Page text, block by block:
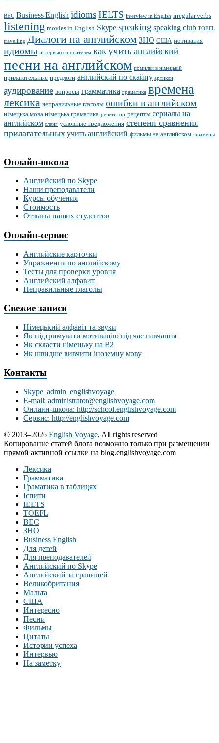
BEC Business English idiomsIELTS interview in English irregular verbs
listening movies in English Skype speaking speaking club TOEFL
travelling Диалоги на английском ЗНО США мотивация
идиомы интервью с носителем как учить английский
песни на английском помилки в німецькій
прилагательные предлоги английский по скайпу артикли
аудирование вопросы грамматика граматика времена
лексика неправильные глаголы ошибки в английском
німецька мова німецька граматика репетитор рецепты сериалы на
английском сленг условные предложения степени сравнения
прилагательных учить английский фильмы на английском экзамены
Онлайн-школа
Английский по Skype
Наши преподаватели
Курсы обучения
Стоимость
Отзывы наших студентов
Онлайн-сервис
Английские карточки
Упражнения по английскому
Тесты для проверки уровня
Английский алфавит
Неправильные глаголы
Свежие записи
Німецький алфавіт та звуки
Як підтримувати мотивацію під час навчання
Як скласти німецьку на В2
Як швидше вивчити іноземну мову
Контакты
Skype: admin_englishvoyage
E-mail: administrator@englishvoyage.com
Онлайн-школа: http://school.englishvoyage.com
Сервис: http://englishvoyage.com
© 2013–2026 English Voyage, All rights reserved
Копирование статей блога возможно только при размещении
прямой активной ссылки на blog.englishvoyage.com
Лексика
Грамматика
Граматика в таблицях
Іспити
IELTS
TOEFL
BEC
ЗНО
Business English
Для детей
Для преподавателей
Английский по Skype
Английский за границей
Великобритания
Мальта
США
Интересно
Песни
Фильмы
Цитаты
Истории успеха
Интервью
На заметку